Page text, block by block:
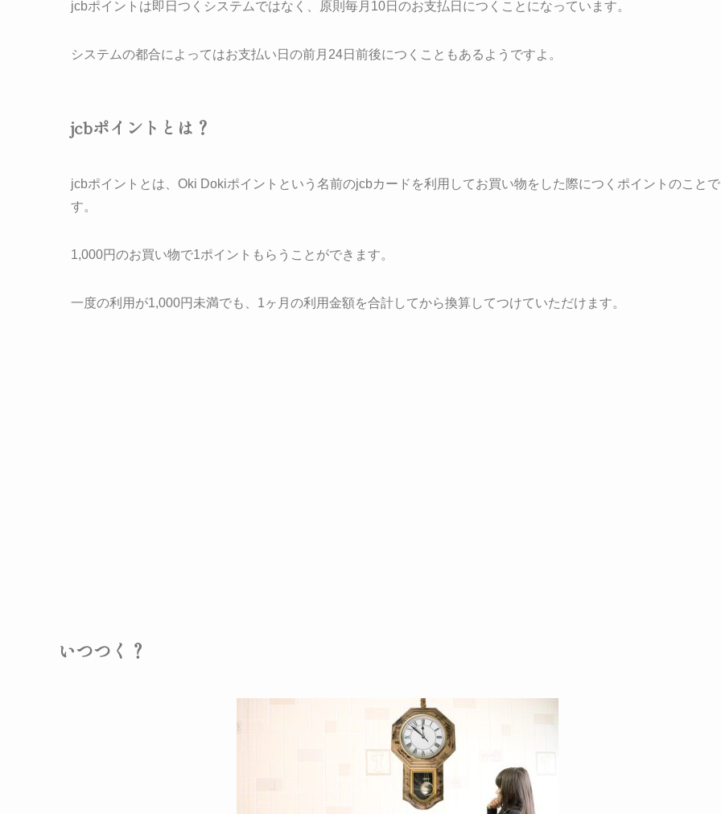
jcbポイントは即日つくシステムではなく、 原則毎月10日のお支払日 につくことになっています。
システムの都合によってはお支払い日の前月24日前後につくこともあるようですよ。
jcbポイントとは？
jcbポイントとは、Oki Dokiポイントという名前のjcbカードを利用してお買い物をした際につくポイントのことで
す。
1,000円のお買い物で1ポイント もらうことができます。
一度の利用が1,000円未満でも、1ヶ月の利用金額を合計してから換算してつけていただけます。
いつつく？